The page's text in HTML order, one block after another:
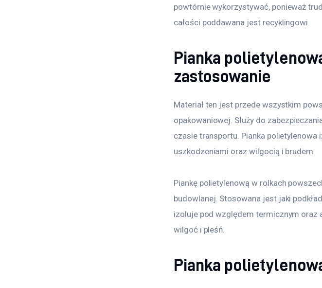
powtórnie wykorzystywać, ponieważ
całości poddawana jest recyklingowi.
Pianka
zastosowanie
Materiał ten jest przede wszystkim
opakowaniowej. Służy do
czasie transportu. Pianka
uszkodzeniami oraz wilgocią i brudem.
Piankę polietylenową w rolkach
budowlanej. Stosowana jest jaki
izoluje pod względem termicznym oraz
wilgoć i pleśń.
Pianka